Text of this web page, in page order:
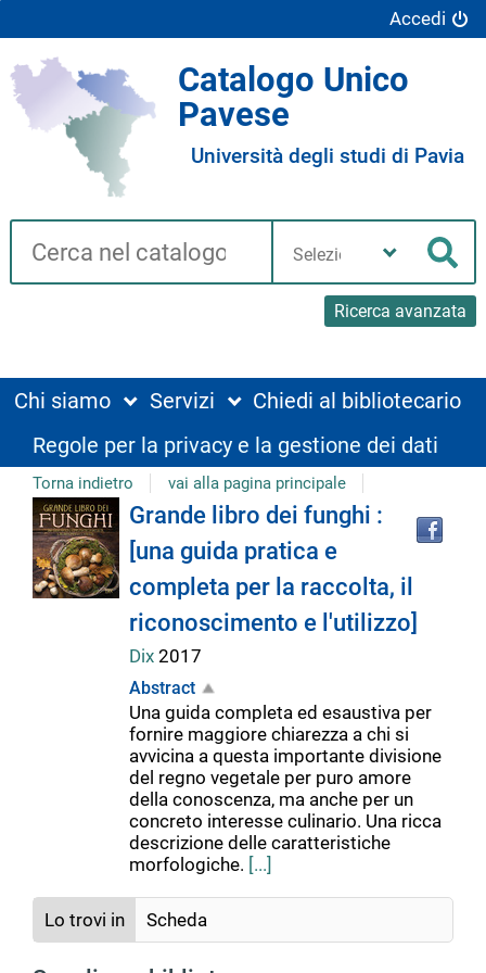
Accedi
Catalogo Unico
Pavese
Università degli studi di Pavia
Cerca su "Catalogo"
Ricerca avanzata
biblioteca
Chi siamo Servizi
Chiedi al bibliotecario
Regole per la privacy e la gestione dei dati
Torna indietro vai alla pagina principale
Dettaglio
del
documento
Grande libro dei funghi :
[una guida pratica e
completa per la raccolta, il
riconoscimento e l'utilizzo]
Dix 2017
Abstract
Una guida completa ed esaustiva per
fornire maggiore chiarezza a chi si
avvicina a questa importante divisione
del regno vegetale per puro amore
della conoscenza, ma anche per un
concreto interesse culinario. Una ricca
descrizione delle caratteristiche
morfologiche. [...]
Lo trovi in Scheda